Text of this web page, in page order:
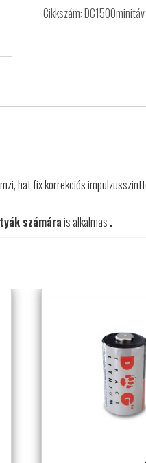
mini
Cikkszám:DC1500minitáv
hat fix korrekciós
számárais alkalmas .